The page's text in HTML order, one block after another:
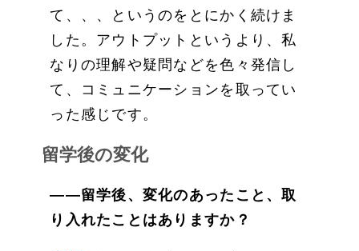
て、、、というのをとにかく続けま
した。アウトプットというより、私
なりの理解や疑問などを色々発信し
て、コミュニケーションを取ってい
った感じです。
留学後の変化
——留学後、変化のあったこと、取
り入れたことはありますか？